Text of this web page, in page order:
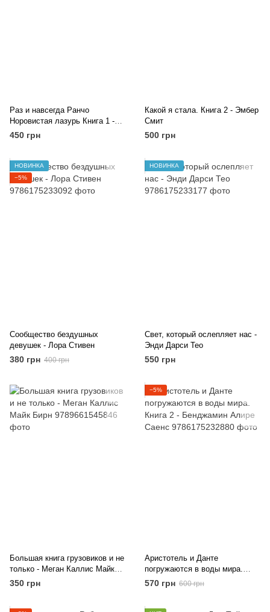
Раз и навсегда Ранчо
Норовистая лазурь Книга 1 -
Лайла Сейдж
450 грн
Какой я стала. Книга 2 - Эмбер
Смит
500 грн
НОВИНКА
−5%
Сообщество бездушных
девушек - Лора Стивен
380 грн 400 грн
НОВИНКА
Свет, который ослепляет нас -
Энди Дарси Тео
550 грн
Большая книга грузовиков и не
только - Меган Каллис Майк
Бирн
350 грн
−5%
Аристотель и Данте
погружаются в воды мира.
Книга 2 - Бенджамин Алире
Саенс
570 грн 600 грн